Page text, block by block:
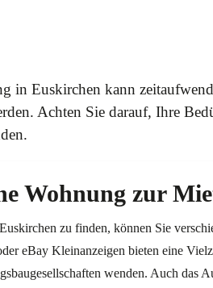
in Euskirchen kann
Achten Sie darauf, Ihre
Wohnung zur
zu finden, können Sie
eBay Kleinanzeigen bieten eine
wenden. Auch das